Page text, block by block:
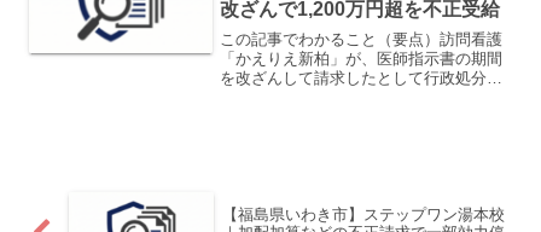
改ざんで1,200万円超を不正受給
この記事でわかること（要点）訪問看護
「かえりえ新柏」が、医師指示書の期間
を改ざんして請求したとして行政処分不
【福島県いわき市】ステップワン湯本校